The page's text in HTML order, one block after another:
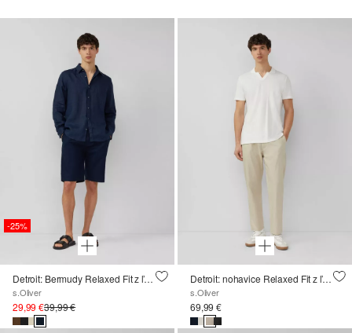
-25%
Detroit: Bermudy Relaxed Fit z ľanovej zmesi
s.Oliver
29,99 €39,99 €
Detroit: nohavice Relaxed Fit z ľanovej zmesi
s.Oliver
69,99 €